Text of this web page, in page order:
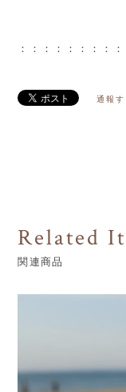
：：：：：：：：
通報す
Related
関連商品